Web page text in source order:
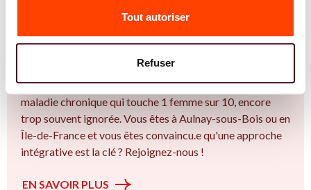
Tout autoriser
Refuser
Vous êtes Gynécologue expert.e.s en
endométriose ?
l'accompagnement des femmes et des couples sur la
thématique de la fertilité et particulièrement sur l’ Une
maladie chronique qui touche 1 femme sur 10, encore
trop souvent ignorée. Vous êtes à Aulnay-sous-Bois ou en
Île-de-France et vous êtes convaincu.e qu'une approche
intégrative est la clé ? Rejoignez-nous !
EN SAVOIR PLUS